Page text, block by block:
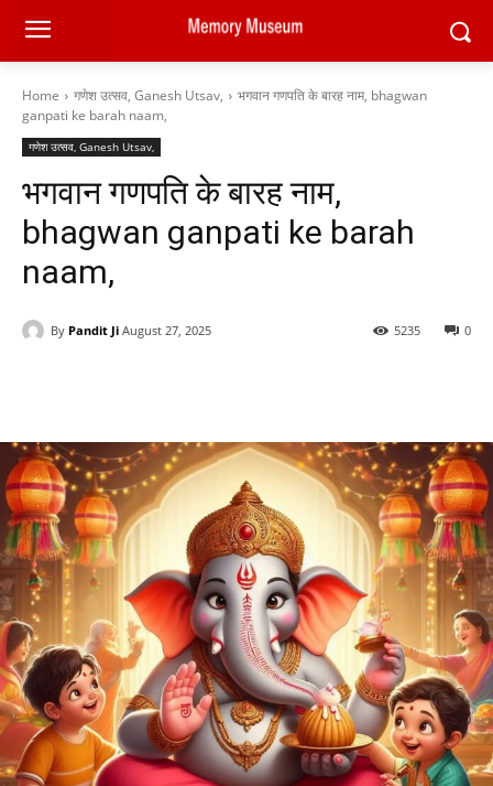
Home गणेश उत्सव, Ganesh Utsav,
भगवान गणपति के बारह नाम, bhagwan
ganpati ke barah naam,
गणेश उत्सव, Ganesh Utsav,
भगवान गणपति के बारह नाम,
bhagwan ganpati ke barah
naam,
By Pandit Ji August 27, 2025 0
5235